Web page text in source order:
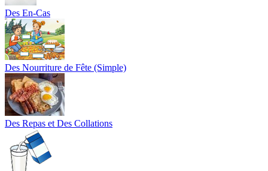
Des En-Cas
Des Nourriture de Fête (Simple)
Des Repas et Des Collations